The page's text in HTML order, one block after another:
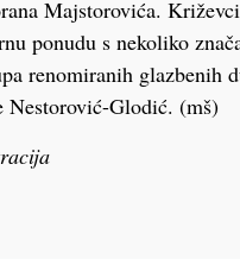
Majstorovića.
ponudu s nekoliko
renomiranih glazbenih
Nestorović-Glodić. (mš)